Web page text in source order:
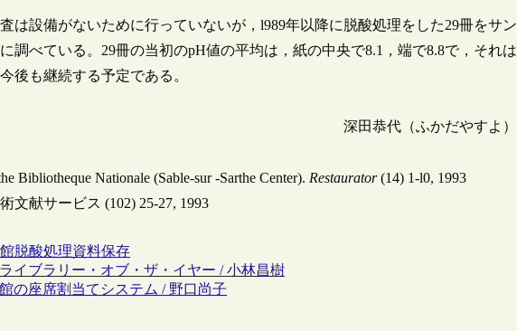
は設備がないために行っていないが，l989年以降に脱酸処理をした29冊をサン
調べている。29冊の当初のpH値の平均は，紙の中央で8.1，端で8.8で，それは
後も継続する予定である。
深田恭代（ふかだやすよ）
Bibliotheque Nationale (Sable-sur -Sarthe Center). Restaurator(14) 1-l0, 1993
献サービス (102) 25-27, 1993
脱酸処理資料保存
イブラリー・オブ・ザ・イヤー / 小林昌樹
の座席割当てシステム / 野口尚子